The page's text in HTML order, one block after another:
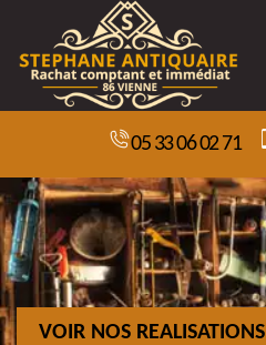
05 33 06 02 71
VOIR NOS REALISATIONS